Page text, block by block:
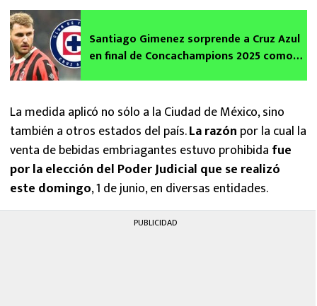
Santiago Gimenez sorprende a Cruz Azul
en final de Concachampions 2025 como
La medida aplicó no sólo a la Ciudad de México, sino
también a otros estados del país.La razón por la cual la
venta de bebidas embriagantes estuvo prohibida fue
por la elección del Poder Judicial que se realizó
este domingo, 1 de junio, en diversas entidades.
PUBLICIDAD